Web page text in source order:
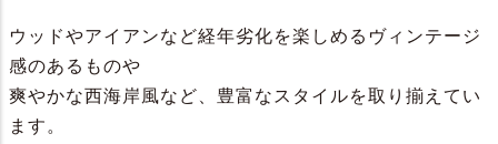
ウッドやアイアンなど経年劣化を楽しめるヴィンテージ
感のあるものや
爽やかな西海岸風など、豊富なスタイルを取り揃えてい
ます。